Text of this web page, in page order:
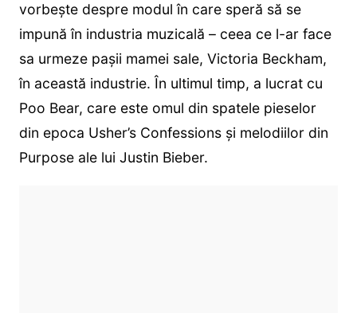
vorbește despre modul în care speră să se
impună în industria muzicală – ceea ce l-ar face
sa urmeze pașii mamei sale, Victoria Beckham,
în această industrie. În ultimul timp, a lucrat cu
Poo Bear, care este omul din spatele pieselor
din epoca Usher’s Confessions și melodiilor din
Purpose ale lui Justin Bieber.